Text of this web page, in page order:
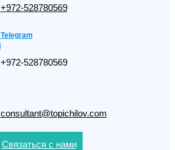
+972-528780569
Telegram
+972-528780569
consultant@topichilov.com
Связаться с нами